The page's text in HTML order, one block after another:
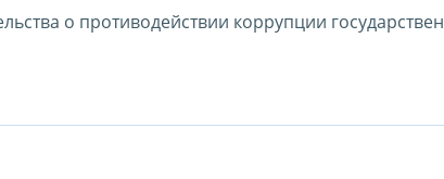
о противодействии коррупции